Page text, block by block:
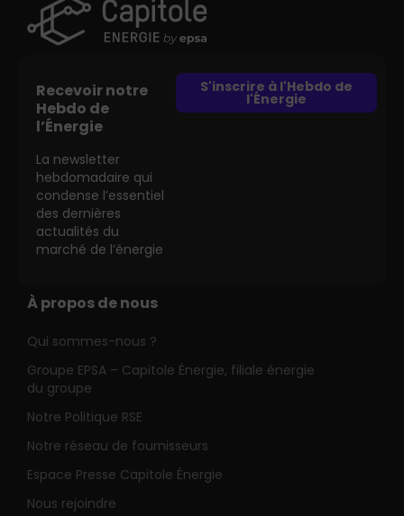
Recevoir notre
Hebdo de
l’Énergie
La newsletter
hebdomadaire qui
condense l’essentiel
des dernières
actualités du
marché de l’énergie
S'inscrire à l'Hebdo de
l'Énergie
À propos de nous
Qui sommes-nous ?
Groupe EPSA – Capitole Énergie, filiale énergie
du groupe
Notre Politique RSE
Notre réseau de fournisseurs
Espace Presse Capitole Énergie
Nous rejoindre